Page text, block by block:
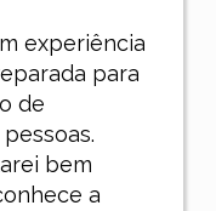
experiência
para
de
bem
a